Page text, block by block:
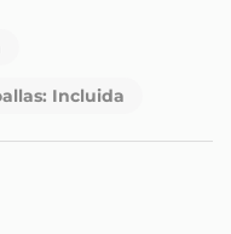
disponibilidad y
Incluida